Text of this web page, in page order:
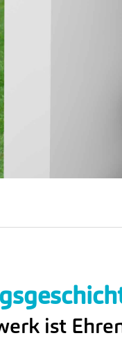
ist